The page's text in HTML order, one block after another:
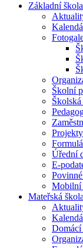
Základní škola
Školní
Školská
Projekty
Úřední
E-
Mobilní
Mateřská škola
Domácí